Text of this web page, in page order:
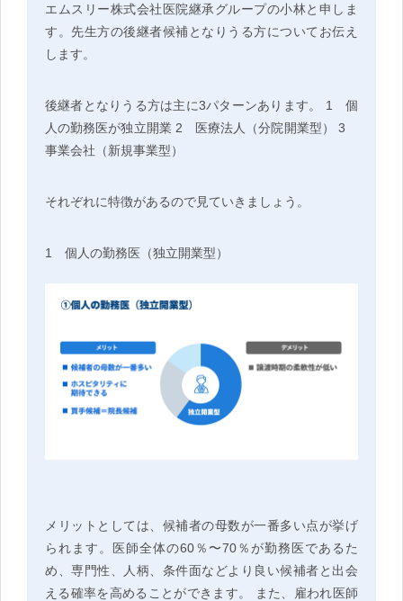
エムスリー株式会社医院継承グループの小林と申しま
す。先生方の後継者候補となりうる方についてお伝え
します。
後継者となりうる方は主に3パターンあります。 1 個
人の勤務医が独立開業 2 医療法人（分院開業型） 3
事業会社（新規事業型）
それぞれに特徴があるので見ていきましょう。
1 個人の勤務医（独立開業型）
メリットとしては、候補者の母数が一番多い点が挙げ
られます。医師全体の60％〜70％が勤務医であるた
め、専門性、人柄、条件面などより良い候補者と出会
える確率を高めることができます。 また、雇われ医師